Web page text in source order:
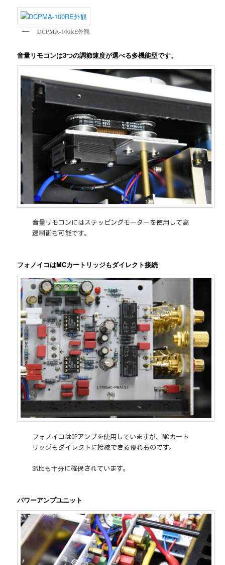
DCPMA-100RE外観
音量リモコンは3つの調節速度が選べる多機能型です。
音量リモコンにはステッピングモーターを使用して高
速制御も可能です。
フォノイコはMCカートリッジもダイレクト接続
フォノイコはOPアンプを使用していますが、MCカート
リッジもダイレクトに接続できる優れものです。
SN比も十分に確保されています。
パワーアンプユニット